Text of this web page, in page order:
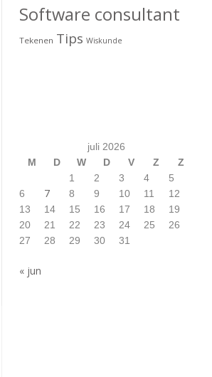
Software consultant
Tekenen Tips Wiskunde
juli 2026
M
D W D V Z
Z
1
2 3 4
5
6
7 8 9 10 11
12
13
14 15 16 17 18
19
20
21 22 23 24 25
26
27
28 29 30 31
« jun